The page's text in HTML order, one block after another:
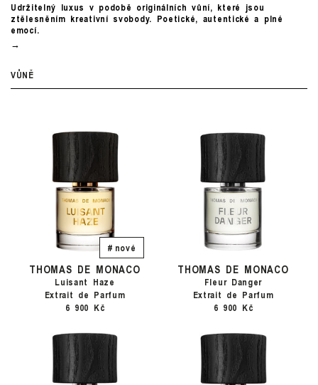
Udržitelný luxus v podobě originálních vůní, které jsou
ztělesněním kreativní svobody. Poetické, autentické a plné
emocí.
VŮNĚ
# nové
THOMAS DE MONACO
Luisant Haze
Extrait de Parfum
6 900 Kč
THOMAS DE MONACO
Fleur Danger
Extrait de Parfum
6 900 Kč